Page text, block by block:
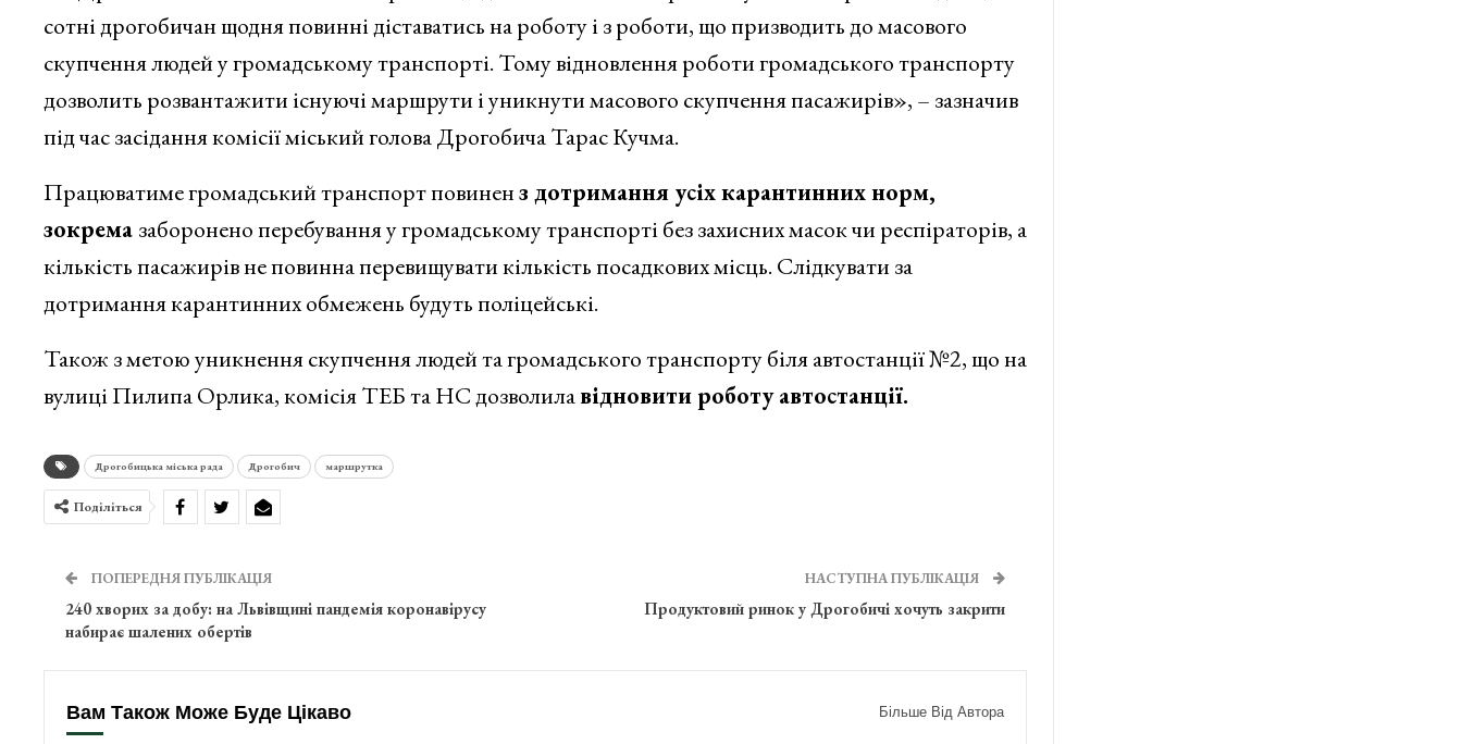
сотні дрогобичан щодня повинні діставатись на роботу і з роботи, що призводить до масового
скупчення людей у громадському транспорті. Тому відновлення роботи громадського транспорту
дозволить розвантажити існуючі маршрути і уникнути масового скупчення пасажирів», – зазначив
під час засідання комісії міський голова Дрогобича Тарас Кучма.
Працюватиме громадський транспорт повиненз дотримання усіх карантинних норм,
зокрема заборонено перебування у громадському транспорті без захисних масок чи респіраторів, а
кількість пасажирів не повинна перевищувати кількість посадкових місць. Слідкувати за
дотримання карантинних обмежень будуть поліцейські.
Також з метою уникнення скупчення людей та громадського транспорту біля автостанції №2, що на
вулиці Пилипа Орлика, комісія ТЕБ та НС дозволилавідновити роботу автостанції.
Дрогобицька міська рада Дрогобич маршрутка
Поділіться
ПОПЕРЕДНЯ ПУБЛІКАЦІЯ
240 хворих за добу: на Львівщині пандемія коронавірусу
набирає шалених обертів
НАСТУПНА ПУБЛІКАЦІЯ
Продуктовий ринок у Дрогобичі хочуть закрити
Вам Також Може Буде Цікаво Більше Від Автора